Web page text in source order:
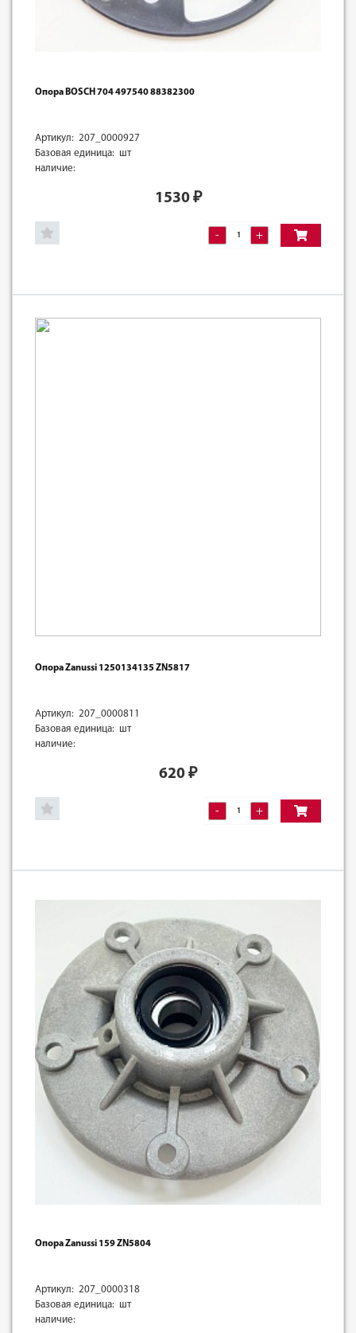
Опора BOSCH 704 497540 88382300
Артикул: 207_0000927
Базовая единица: шт
наличие:
1530₽
- +
Опора Zanussi 1250134135 ZN5817
Артикул: 207_0000811
Базовая единица: шт
наличие:
620 ₽
- +
Опора Zanussi 159 ZN5804
Артикул: 207_0000318
Базовая единица: шт
наличие: